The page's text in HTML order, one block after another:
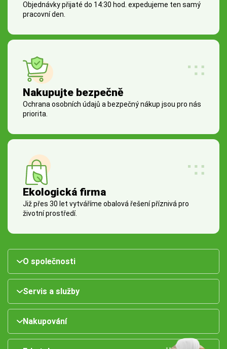
Objednávky přijaté do 14:30 hod. expedujeme ten samý
pracovní den.
Nakupujte bezpečně
Ochrana osobních údajů a bezpečný nákup jsou pro nás
priorita.
Ekologická firma
Již přes 30 let vytváříme obalová řešení příznivá pro
životní prostředí.
O společnosti
Servis a služby
Nakupování